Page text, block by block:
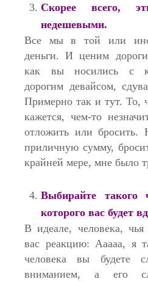
Скорее всего,
недешевыми.
Все мы в той или
деньги. И ценим
как вы носились с
дорогим девайсом,
Примерно так и тут. То,
кажется, чем-то
отложить или бросить.
приличную сумму,
крайней мере, мне было
Выбирайте такого
которого вас будет
В идеале, человека,
вас реакцию: Ааааа, я
человека вы будете
вниманием, а его